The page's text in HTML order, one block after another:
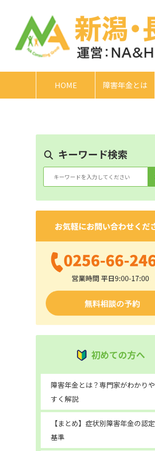
HOME 障害年金とは
キーワード検索
初めての方へ
障害年金とは？専門家がわかりや
すく解説
【まとめ】症状別障害年金の認定
基準